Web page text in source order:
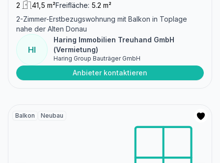
2 41,5 m²Freifläche: 5.2 m²
2-Zimmer-Erstbezugswohnung mit Balkon in Toplage
nahe der Alten Donau
HI
Haring Immobilien Treuhand GmbH
(Vermietung)
Haring Group Bauträger GmbH
Anbieter kontaktieren
Balkon Neubau